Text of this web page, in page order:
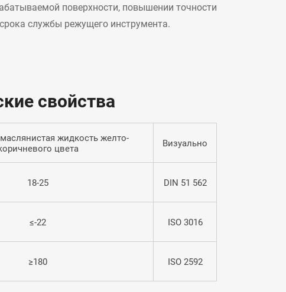
поверхности, повышении точности
службы режущего инструмента.
свойства
жидкость желто-
цвета
Визуально
18-25 DIN 51 562
≤-22 ISO 3016
≥180 ISO 2592